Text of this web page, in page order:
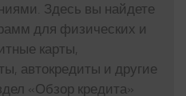
Здесь вы найдете
для физических и
карты,
автокредиты и другие
«Обзор кредита»